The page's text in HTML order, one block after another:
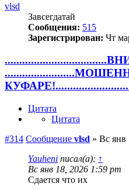
vlsd
Завсегдатай
Сообщения: 515
Зарегистрирован: Чт
Цитата
Цитата
#314 Сообщение vlsd » Вс янв
Yauheni писал(а): ↑
Вс янв 18, 2026 1:59 pm
Сдается что их